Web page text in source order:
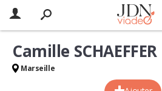
Camille SCHAEFFER
Marseille